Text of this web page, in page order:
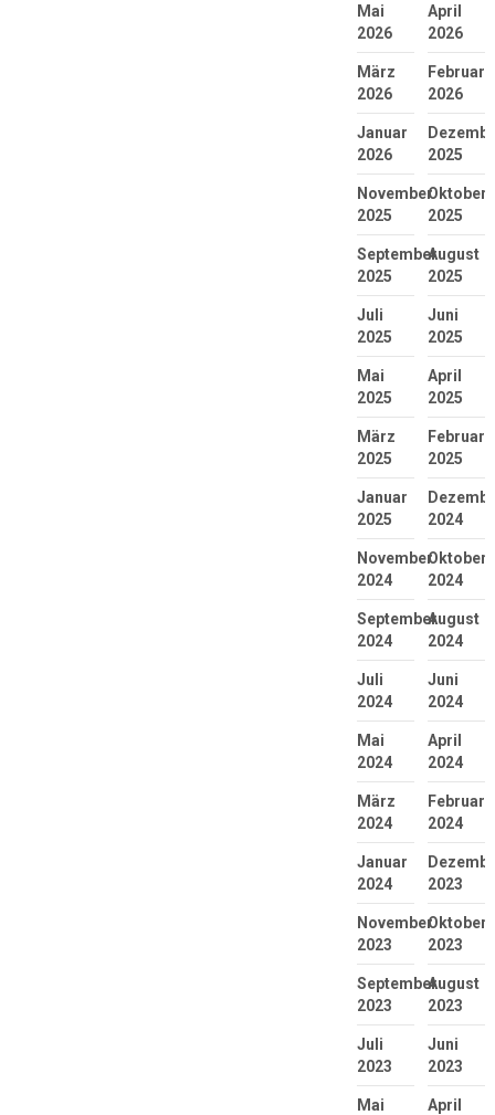
Mai
2026
April
2026
März
2026
Februar
2026
Januar
2026
2025
November
2025
Oktober
2025
September
2025
August
2025
Juli
2025
Juni
2025
Mai
2025
April
2025
März
2025
Februar
2025
Januar
2025
2024
November
2024
Oktober
2024
September
2024
August
2024
Juli
2024
Juni
2024
Mai
2024
April
2024
März
2024
Februar
2024
Januar
2024
2023
November
2023
Oktober
2023
September
2023
August
2023
Juli
2023
Juni
2023
Mai
April